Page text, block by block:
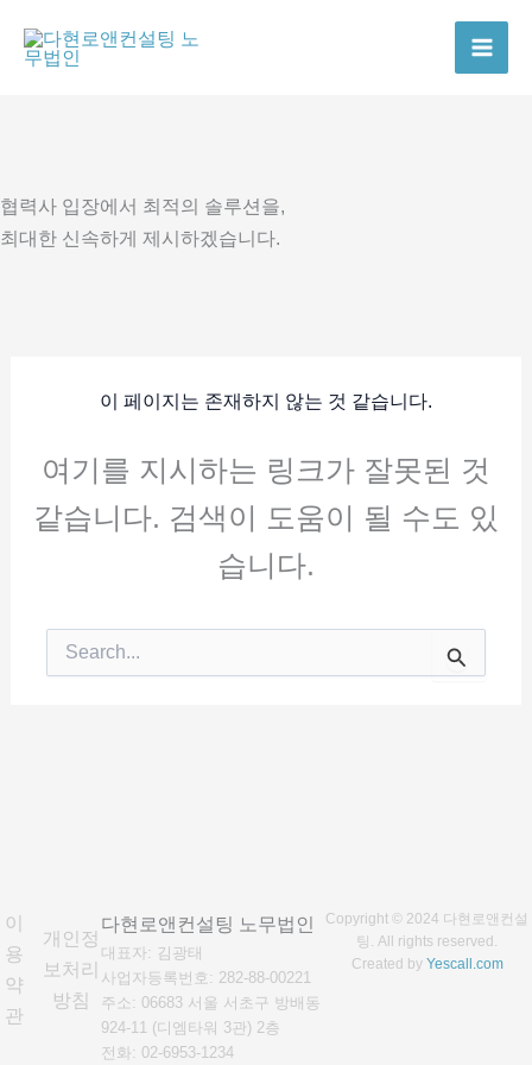
뛰
기
협력사 입장에서 최적의 솔루션을,
최대한 신속하게 제시하겠습니다.
이 페이지는 존재하지 않는 것 같습니다.
여기를 지시하는 링크가 잘못된 것
같습니다. 검색이 도움이 될 수도 있
습니다.
이
용
약
관
개인정
보처리
방침
다현로앤컨설팅 노무법인
대표자: 김광태
사업자등록번호: 282-88-00221
주소: 06683 서울 서초구 방배동
924-11 (디엠타워 3관) 2층
전화: 02-6953-1234
Copyright © 2024 다현로앤컨설
팅. All rights reserved.
Created by Yescall.com